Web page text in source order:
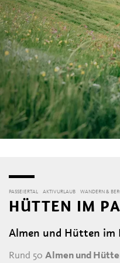
PASSEIERTAL AKTIVURLAUB WANDERN &
HÜTTEN IM
Almen und Hütten im
Rund 50Almen und